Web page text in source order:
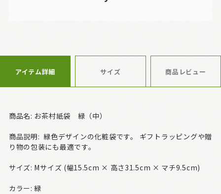
アイテム詳細 サイズ 商品レビュー
商品名: お茶村紙袋 緑（中）
商品説明: 緑色デザインの化粧袋です。 ギフトラッピングや贈
り物の包装にも最適です。
サイズ: Mサイズ (幅15.5cm × 高さ31.5cm × マチ9.5cm)
カラー: 緑